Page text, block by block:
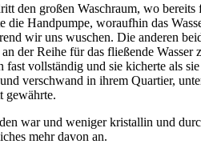
den großen Waschraum, wo
Handpumpe, woraufhin das
wir uns wuschen. Die anderen
der Reihe für das fließende
vollständig und sie kicherte als
verschwand in ihrem Quartier,
gewährte.
war und weniger kristallin und
mehr davon an.